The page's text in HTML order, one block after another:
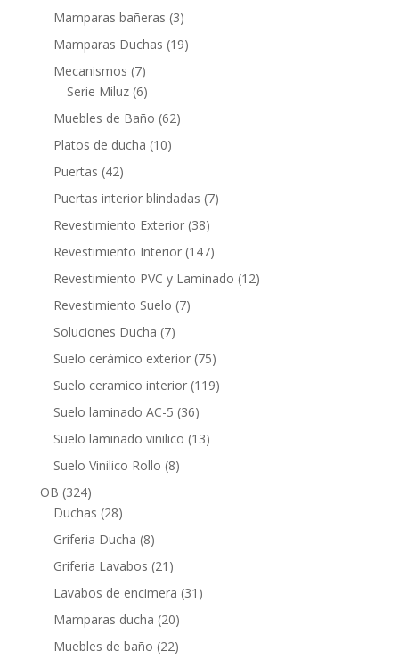
productos
Mamparas bañeras 33
productos
Mamparas Duchas 1919
Mecanismos 77
productos
Serie Miluz 66
productos
Muebles de Baño 6262
Platos de ducha 1010
Puertas 4242
productos
Puertas interior blindadas 77
Revestimiento Exterior 3838
productos
Revestimiento Interior 147147
productos
Revestimiento PVC y Laminado 1212
Revestimiento Suelo 77
Soluciones Ducha 77
productos
Suelo cerámico exterior 7575
productos
Suelo ceramico interior 119119
Suelo laminado AC-5 3636
productos
Suelo laminado vinilico 1313
Suelo Vinilico Rollo 88
OB 324324
productos
Duchas 2828
productos
Griferia Ducha 88
productos
Griferia Lavabos 21 21
productos
Lavabos de encimera 31 31
Mamparas ducha 2020
productos
Muebles de baño 2222